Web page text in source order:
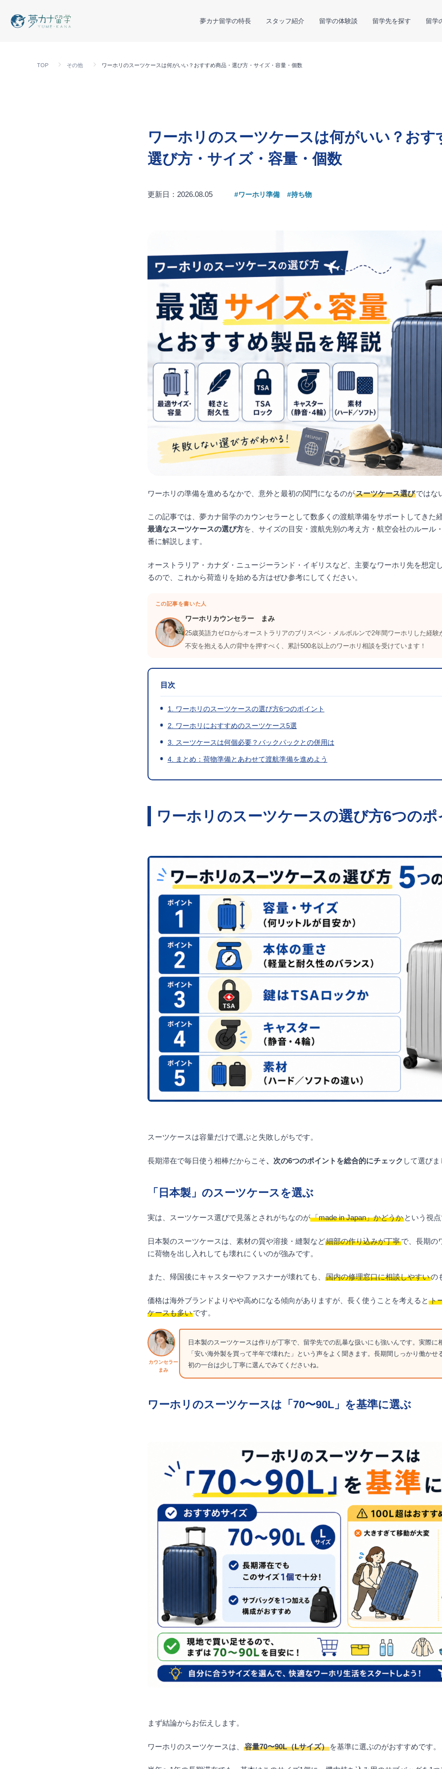
夢カナ留学の特長 スタッフ紹介 留学の体験談 留学先を探す 留学
TOP その他 ワーホリのスーツケースは何がいい？おすすめ商品・選び方・サイズ・容量・個数
ワーホリのスーツケースは何がいい？おす
選び方・サイズ・容量・個数
更新日：2026.08.05 #ワーホリ準備 #持ち物
ワーホリの準備を進めるなかで、意外と最初の関門になるのがスーツケース選びではな
この記事では、夢カナ留学のカウンセラーとして数多くの渡航準備をサポートしてきた
最適なスーツケースの選び方を、サイズの目安・渡航先別の考え方・航空会社のルール
番に解説します。
オーストラリア・カナダ・ニュージーランド・イギリスなど、主要なワーホリ先を想定
るので、これから荷造りを始める方はぜひ参考にしてください。
この記事を書いた人
ワーホリカウンセラー まみ
25歳英語力ゼロからオーストラリアのブリスベン・メルボルンで2年間ワーホリした経験
不安を抱える人の背中を押すべく、累計500名以上のワーホリ相談を受けています！
目次
1. ワーホリのスーツケースの選び方6つのポイント
2. ワーホリにおすすめのスーツケース5選
3. スーツケースは何個必要？バックパックとの併用は
4. まとめ：荷物準備とあわせて渡航準備を進めよう
ワーホリのスーツケースの選び方6つの
スーツケースは容量だけで選ぶと失敗しがちです。
長期滞在で毎日使う相棒だからこそ、次の6つのポイントを総合的にチェック して選び
「日本製」のスーツケースを選ぶ
実は、スーツケース選びで見落とされがちなのが「made in Japan」かどうかという視
日本製のスーツケースは、素材の質や溶接・縫製など細部の作り込みが丁寧で、長期の
に荷物を出し入れしても壊れにくいのが強みです。
また、帰国後にキャスターやファスナーが壊れても、 国内の修理窓口に相談しやすいの
価格は海外ブランドよりやや高めになる傾向がありますが、長く使うことを考えると ト
ケースも多いです。
カウンセラー
まみ
日本製のスーツケースは作りが丁寧で、留学先での乱暴な扱いにも強いんです。実際に
「安い海外製を買って半年で壊れた」という声をよく聞きます。長期間しっかり働かせ
初の一台は少し丁寧に選んでみてくださいね。
ワーホリのスーツケースは「70〜90L」を基準に選ぶ
まず結論からお伝えします。
ワーホリのスーツケースは、 容量70〜90L（Lサイズ）を基準に選ぶのがおすすめです。